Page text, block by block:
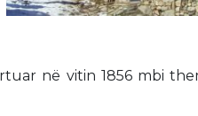
në vitin 1856 mbi